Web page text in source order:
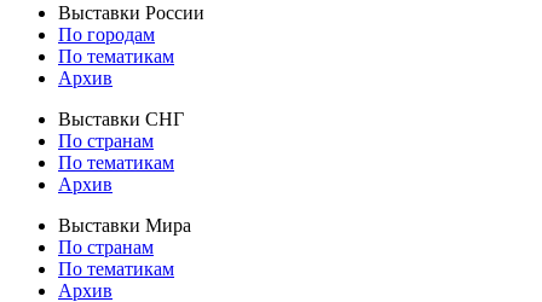
Выставки России
По городам
По тематикам
Архив
Выставки СНГ
По странам
По тематикам
Архив
Выставки Мира
По странам
По тематикам
Архив